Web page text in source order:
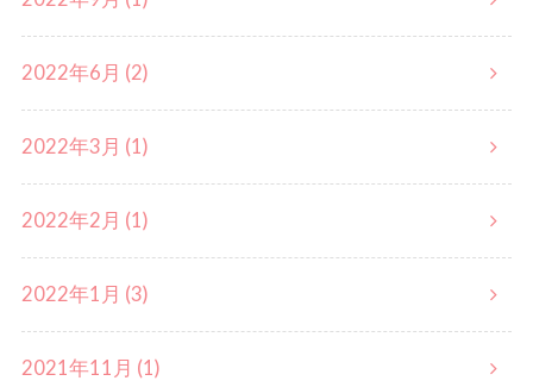
2022年6月 (2)
2022年3月 (1)
2022年2月 (1)
2022年1月 (3)
2021年11月 (1)